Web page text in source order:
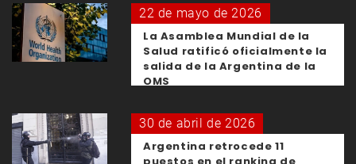
22 de mayo de 2026
La Asamblea Mundial de la
Salud ratificó oficialmente la
salida de la Argentina de la
OMS
30 de abril de 2026
Argentina retrocede 11